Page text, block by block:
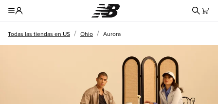
Todas las tiendas en US / Ohio / Aurora